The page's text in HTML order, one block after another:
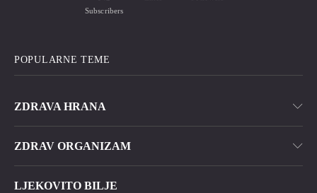
Subscribers
POPULARNE TEME
ZDRAVA HRANA
ZDRAV ORGANIZAM
LJEKOVITO BILJE